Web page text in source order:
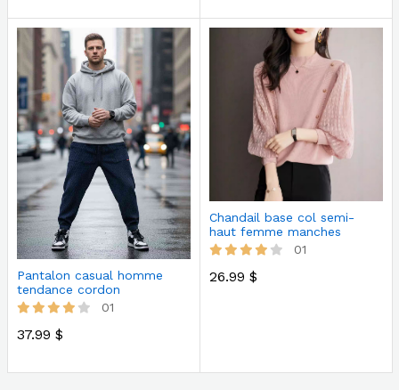
Pantalon casual homme
tendance cordon
01
37.99 $
Chandail base col semi-
haut femme manches
lanterne cou…01
26.99 $